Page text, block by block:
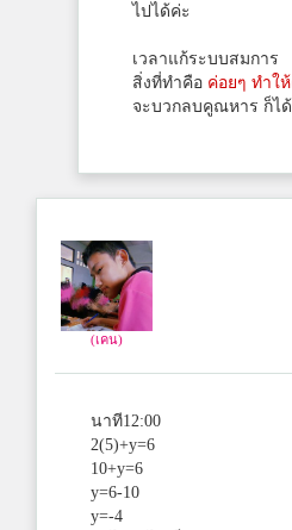
ไปได้ค่ะ
เวลาแก้ระบบสมการ
สิ่งที่ทำคือ ค่อยๆ ทำใ
จะบวกลบคูณหาร ก็ไ
(เคน)
นาที12:00
2(5)+y=6
10+y=6
y=6-10
y=-4